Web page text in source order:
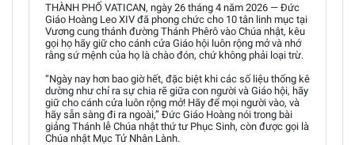
THÀNH PHỐ VATICAN, ngày 26 tháng 4 năm 2026 — Đức
Giáo Hoàng Leo XIV đã phong chức cho 10 tân linh mục tại
Vương cung thánh đường Thánh Phêrô vào Chúa nhật, kêu
gọi họ hãy giữ cho cánh cửa Giáo hội luôn rộng mở và nhớ
rằng sứ mệnh của họ là chào đón, chứ không phải loại trừ.
“Ngày nay hơn bao giờ hết, đặc biệt khi các số liệu thống kê
dường như chỉ ra sự chia rẽ giữa con người và Giáo hội, hãy
giữ cho cánh cửa luôn rộng mở! Hãy để mọi người vào, và
hãy sẵn sàng đi ra ngoài,” Đức Giáo Hoàng nói trong bài
giảng Thánh lễ Chúa nhật thứ tư Phục Sinh, còn được gọi là
Chúa nhật Mục Tử Nhân Lành.